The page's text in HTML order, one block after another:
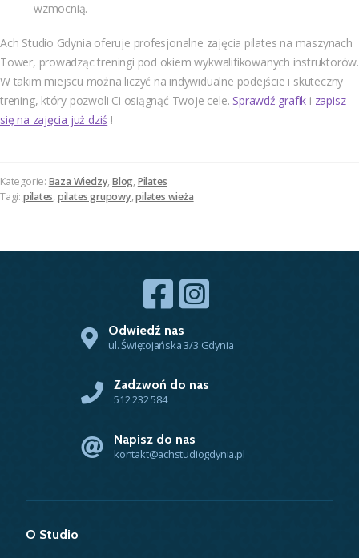
wzmocnią.
Ach Studio Gdynia oferuje profesjonalne zajęcia pilates na maszynach
Tower, prowadząc treningi pod okiem wykwalifikowanych instruktorów.
W takim miejscu można liczyć na indywidualne podejście i skuteczny
trening, który pozwoli Ci osiągnąć Twoje cele. Sprawdź grafik i zapisz
się na zajęcia już dziś !
Kategorie: Baza Wiedzy, Blog, Pilates
Tagi: pilates, pilates grupowy,pilates wieża
Odwiedź nas
ul. Świętojańska 3/3 Gdynia
Zadzwoń do nas
512 232 584
Napisz do nas
kontakt@achstudiogdynia.pl
O Studio